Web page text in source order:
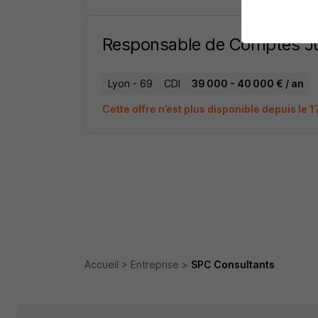
Responsable de Comptes
Lyon - 69 CDI 39 000 - 40 000 € / an
Cette offre n’est plus disponible depuis le
Accueil Entreprise SPC Consultants